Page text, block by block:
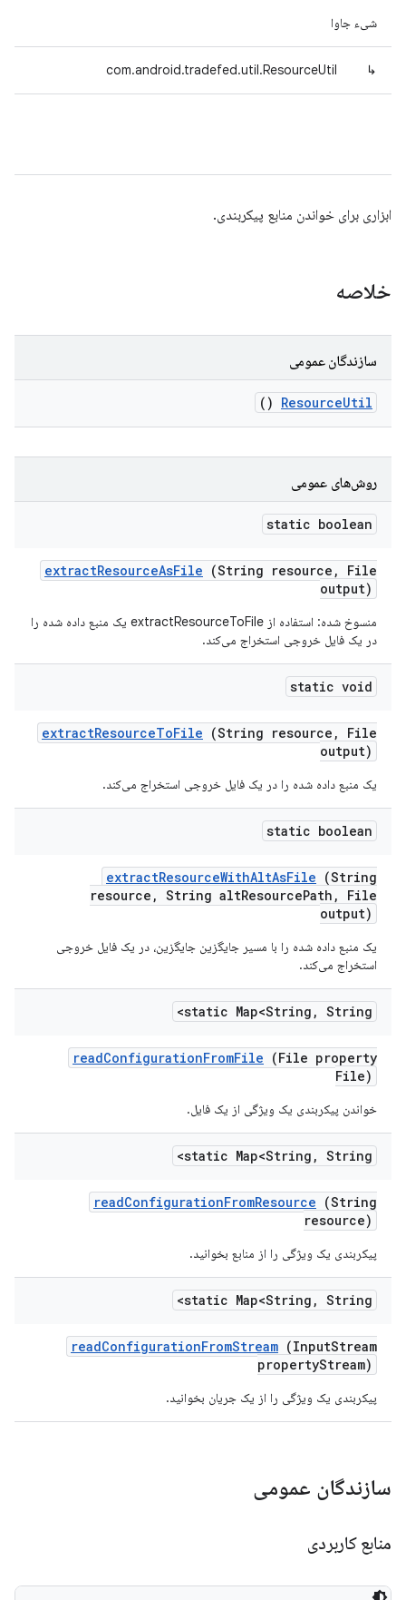
شیء جاوا
↳
com.android.tradefed.util.ResourceUtil
ابزاری برای خواندن منابع پیکربندی.
خلاصه
سازندگان عمومی
ResourceUtil
()
روش‌های عمومی
static boolean
extractResourceAsFile (String resource ,
File
output)
منسوخ شده: استفاده از extractResourceToFile یک منبع داده شده را
در یک فایل خروجی استخراج می‌کند.
static void
extractResourceToFile (String resource ,
File
output)
یک منبع داده شده را در یک فایل خروجی استخراج می‌کند.
static boolean
extractResourceWithAltAsFile (String
resource , String altResourcePath ,
File
output)
یک منبع داده شده را با مسیر جایگزین جایگزین، در یک فایل خروجی
استخراج می‌کند.
static Map<String , String>
readConfigurationFromFile (File property
File)
خواندن پیکربندی یک ویژگی از یک فایل.
static Map<String , String>
readConfigurationFromResource (String
resource)
پیکربندی یک ویژگی را از منابع بخوانید.
static Map<String , String>
readConfigurationFromStream (InputStream
propertyStream)
پیکربندی یک ویژگی را از یک جریان بخوانید.
سازندگان عمومی
منابع کاربردی